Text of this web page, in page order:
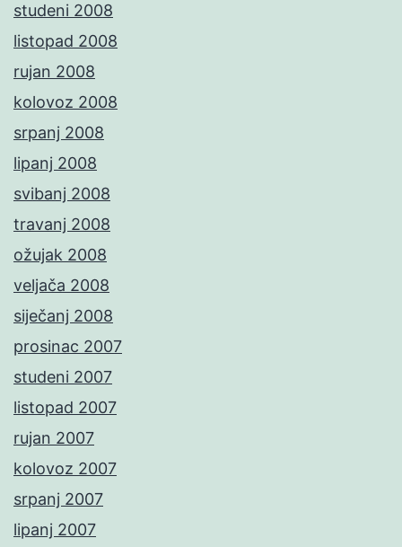
studeni 2008
listopad 2008
rujan 2008
kolovoz 2008
srpanj 2008
lipanj 2008
svibanj 2008
travanj 2008
ožujak 2008
veljača 2008
siječanj 2008
prosinac 2007
studeni 2007
listopad 2007
rujan 2007
kolovoz 2007
srpanj 2007
lipanj 2007